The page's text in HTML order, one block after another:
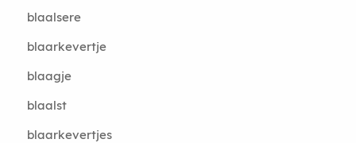
blaalsere
blaarkevertje
blaagje
blaalst
blaarkevertjes